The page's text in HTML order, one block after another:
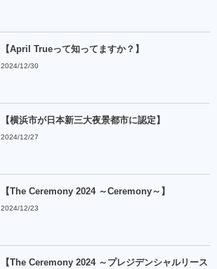
【April Trueって知ってますか？】
2024/12/30
【横浜市が日本新三大夜景都市に認定】
2024/12/27
【The Ceremony 2024 ～Ceremony～】
2024/12/23
【The Ceremony 2024 ～プレジデンシャルリース